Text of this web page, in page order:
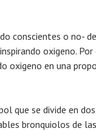
conscientes o no-
oxigeno.
oxigeno en una
que se divide en
bronquiolos de